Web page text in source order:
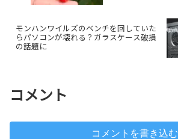
モンハンワイルズのベンチを回していた
らパソコンが壊れる？ガラスケース破損
の話題に
コメント
コメントを書き込む